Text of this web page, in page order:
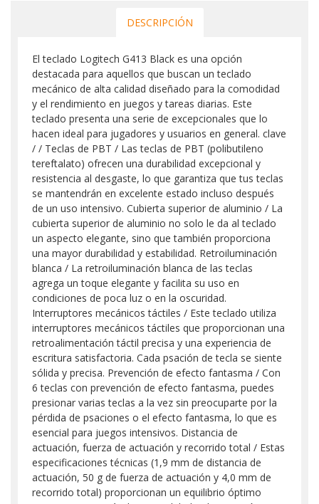
DESCRIPCIÓN
El teclado Logitech G413 Black es una opción
destacada para aquellos que buscan un teclado
mecánico de alta calidad diseñado para la comodidad
y el rendimiento en juegos y tareas diarias. Este
teclado presenta una serie de excepcionales que lo
hacen ideal para jugadores y usuarios en general. clave
/ / Teclas de PBT / Las teclas de PBT (polibutileno
tereftalato) ofrecen una durabilidad excepcional y
resistencia al desgaste, lo que garantiza que tus teclas
se mantendrán en excelente estado incluso después
de un uso intensivo. Cubierta superior de aluminio / La
cubierta superior de aluminio no solo le da al teclado
un aspecto elegante, sino que también proporciona
una mayor durabilidad y estabilidad. Retroiluminación
blanca / La retroiluminación blanca de las teclas
agrega un toque elegante y facilita su uso en
condiciones de poca luz o en la oscuridad.
Interruptores mecánicos táctiles / Este teclado utiliza
interruptores mecánicos táctiles que proporcionan una
retroalimentación táctil precisa y una experiencia de
escritura satisfactoria. Cada psación de tecla se siente
sólida y precisa. Prevención de efecto fantasma / Con
6 teclas con prevención de efecto fantasma, puedes
presionar varias teclas a la vez sin preocuparte por la
pérdida de psaciones o el efecto fantasma, lo que es
esencial para juegos intensivos. Distancia de
actuación, fuerza de actuación y recorrido total / Estas
especificaciones técnicas (1,9 mm de distancia de
actuación, 50 g de fuerza de actuación y 4,0 mm de
recorrido total) proporcionan un equilibrio óptimo